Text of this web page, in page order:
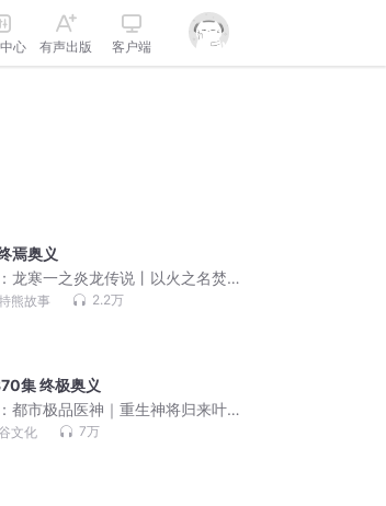
心 有声出版 客户端
焉奥义
龙寒一之炎龙传说丨以火之名焚
丨多特熊故事
熊故事 2.2万
集 终极奥义
都市极品医神｜重生神将归来叶
雪
文化 7万